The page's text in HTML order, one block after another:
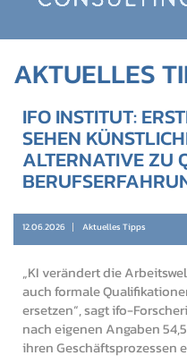
AKTUELLES
IFO INSTITUT:
SEHEN
ALTERNATIVE ZU
12.06.2026 Aktuelles Tipps
„KI verändert die
auch formale
ersetzen“, sagt ifo-
nach eigenen Angaben
ihren Geschäftsprozessen